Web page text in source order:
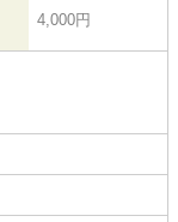
4,000円